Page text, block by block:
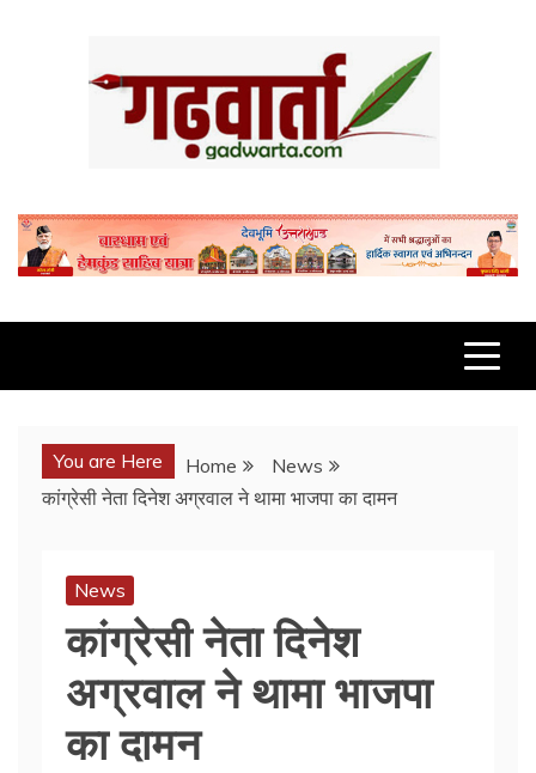
You are Here Home
News
कांग्रेसी नेता दिनेश अग्रवाल ने थामा भाजपा का दामन
News
कांग्रेसी नेता दिनेश
अग्रवाल ने थामा भाजपा
का दामन